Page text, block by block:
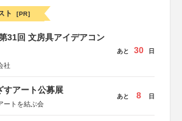
ト [PR]
31回 文房具アイデアコン
社
あと 30 日
すアート公募展
ートを結ぶ会
あと 8 日